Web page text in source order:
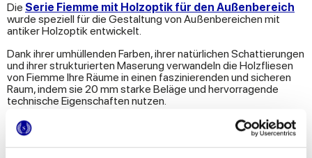
Die Serie Fiemme mit Holzoptik für den Außenbereich
wurde speziell für die Gestaltung von Außenbereichen mit
antiker Holzoptik entwickelt.
Dank ihrer umhüllenden Farben, ihrer natürlichen Schattierungen
und ihrer strukturierten Maserung verwandeln die Holzfliesen
von Fiemme Ihre Räume in einen faszinierenden und sicheren
Raum, indem sie 20 mm starke Beläge und hervorragende
technische Eigenschaften nutzen.
Die strukturierte Oberfläche R11 von Fiemme verleiht Gärten,
Schwimmbädern, Terrassen und allen Außenbereichen einen
tadellosen Stil mit maximaler Stärke, Funktionalität und